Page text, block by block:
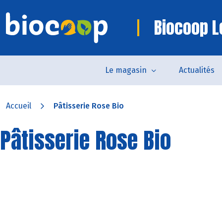
Biocoop
Le magasin Actualités
Accueil Pâtisserie Rose Bio
Pâtisserie Rose Bio